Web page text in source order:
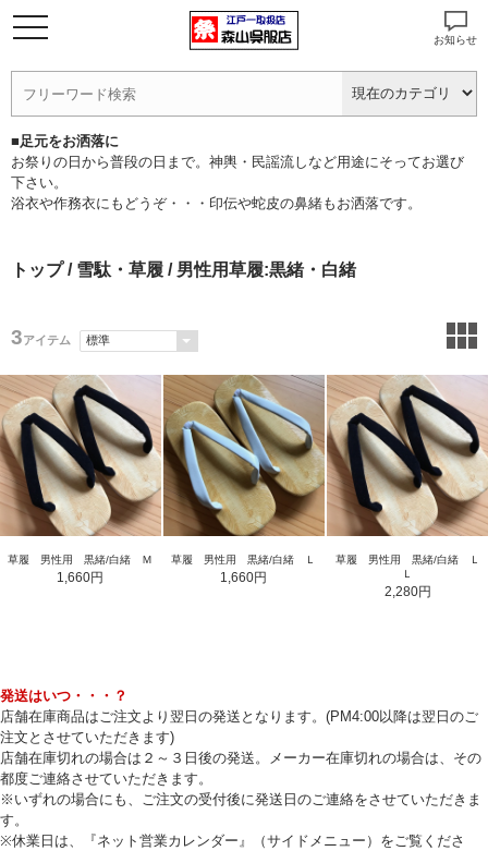
お知らせ
■足元をお洒落に
お祭りの日から普段の日まで。神輿・民謡流しなど用途にそってお選び
下さい。
浴衣や作務衣にもどうぞ・・・印伝や蛇皮の鼻緒もお洒落です。
トップ/ 雪駄・草履 / 男性用草履:黒緒・白緒
3アイテム
草履 男性用 黒緒/白緒 Ｍ
1,660円
草履 男性用 黒緒/白緒 Ｌ
1,660円
草履 男性用 黒緒/白緒 Ｌ
Ｌ
2,280円
発送はいつ・・・？
店舗在庫商品はご注文より翌日の発送となります。(PM4:00以降は翌日のご
注文とさせていただきます)
店舗在庫切れの場合は２～３日後の発送。メーカー在庫切れの場合は、その
都度ご連絡させていただきます。
※いずれの場合にも、ご注文の受付後に発送日のご連絡をさせていただきま
す。
※休業日は、『ネット営業カレンダー』（サイドメニュー）をご覧くださ